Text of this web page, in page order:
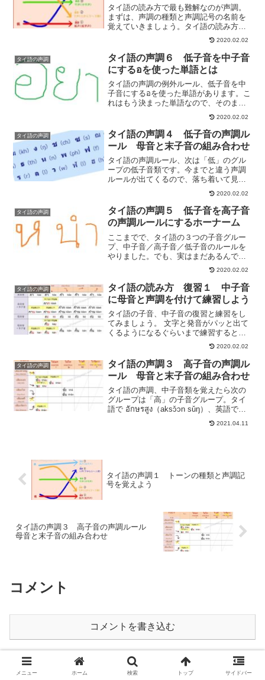
タイ語の読み方で最も難解なのが声調。
まずは、声調の種類と声調記号の名前を
覚えていきましょう。タイ語の読み方が
分からない方、発音が曖昧な方はこちら
2020.02.02
タイ語の声調
タイ語の声調６ 低子音を中子音
にするอを使った単語とは
タイ語の声調の例外ルール、低子音を中
子音にするอを使った単語があります。こ
れはもう決まった単語なので、そのまま
2020.02.02
タイ語の声調
タイ語の声調４ 低子音の声調ル
ール 母音と末子音の組み合わせ
タイ語の声調ルール、次は「低」のグル
ープの低子音類です。今までと違う声調
ルールが出てくるので、落ち着いて見て
2020.02.02
タイ語の声調
タイ語の声調５ 低子音を高子音
の声調ルールにするホーナーム
ここまでで、タイ語の３つの子音グルー
プ、中子音／高子音／低子音のルールを
やりました。でも、実はまだあるんで
す。その１つが、低子音を高子音の声調
ルールに変える方法です。他の声調ルー
ルを覚えていないた全く意味が分からな
いと思うので、まずはこちらから順番に
どうぞ。
2020.02.02
タイ語の声調
タイ語の読み方 復習１ 中子音
に母音と声調を付けて練習しよう
タイ語の子音、中子音の復習と練習をし
てみましょう。 文字と発音がパッと出て
くるようになるぐらいまで練習するとい
2020.02.02
タイ語の声調
タイ語の声調３ 高子音の声調ル
ール 母音と末子音の組み合わせ
タイ語の声調、中子音類を覚えたら次の
グループは「高」の子音グループ。タイ
語で อักษรสูง（aksɔ̌ɔn sǔŋ）、英語では
「high class consonants」 。高子音字、
高字類、高子音などと呼ばれています。
2021.04.11
タイ語の声調１ トーンの種類と声調記
号を覚えよう
タイ語の声調３ 高子音の声調ルール
母音と末子音の組み合わせ
コメント
コメントを書き込む
ホーム タイ語の声調
メニュー ホーム 検索 トップ サイドバー